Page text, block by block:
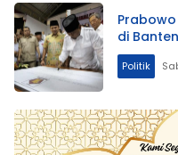
di Banten
Politik